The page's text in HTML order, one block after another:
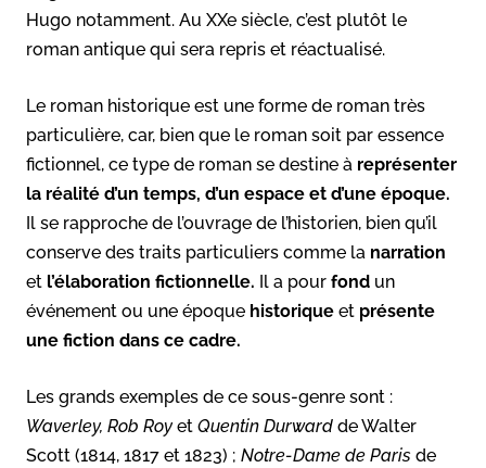
Hugo notamment. Au XXe siècle, c’est plutôt le
roman antique qui sera repris et réactualisé.
Le roman historique est une forme de roman très
particulière, car, bien que le roman soit par essence
fictionnel, ce type de roman se destine à représenter
la réalité d’un temps, d’un espace et d’une époque.
Il se rapproche de l’ouvrage de l’historien, bien qu’il
conserve des traits particuliers comme la narration
et l’élaboration fictionnelle. Il a pour fond un
événement ou une époque historique et présente
une fiction dans ce cadre.
Les grands exemples de ce sous-genre sont :
Waverley, Rob Royet Quentin Durward de Walter
Scott (1814, 1817 et 1823) ; Notre-Dame de Paris de